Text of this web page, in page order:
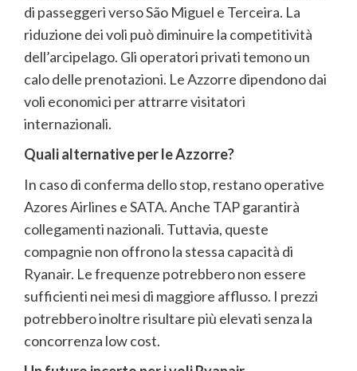
di passeggeri verso São Miguel e Terceira. La
riduzione dei voli può diminuire la competitività
dell’arcipelago. Gli operatori privati temono un
calo delle prenotazioni. Le Azzorre dipendono dai
voli economici per attrarre visitatori
internazionali.
Quali alternative per le Azzorre?
In caso di conferma dello stop, restano operative
Azores Airlines e SATA. Anche TAP garantirà
collegamenti nazionali. Tuttavia, queste
compagnie non offrono la stessa capacità di
Ryanair. Le frequenze potrebbero non essere
sufficienti nei mesi di maggiore afflusso. I prezzi
potrebbero inoltre risultare più elevati senza la
concorrenza low cost.